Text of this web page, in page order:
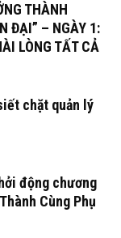
THÀNH
ĐẠI” – NGÀY 1:
LÒNG TẤT CẢ
chặt quản lý
động chương
Cùng Phụ